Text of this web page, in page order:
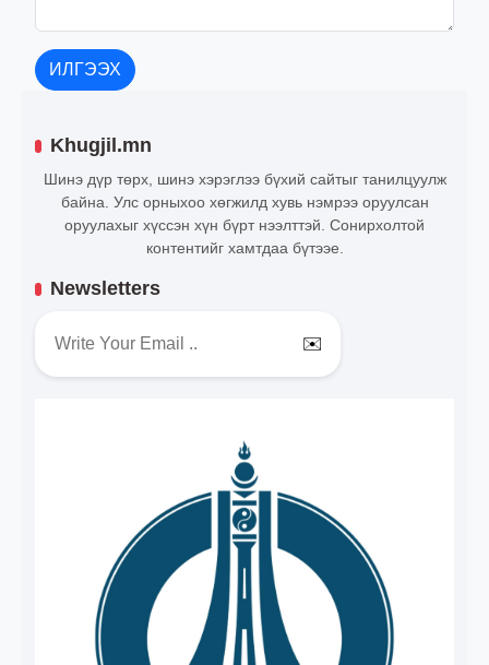
ИЛГЭЭХ
Khugjil.mn
Шинэ дүр төрх, шинэ хэрэглээ бүхий сайтыг танилцуулж
байна. Улс орныхоо хөгжилд хувь нэмрээ оруулсан
оруулахыг хүссэн хүн бүрт нээлттэй. Сонирхолтой
контентийг хамтдаа бүтээе.
Newsletters
✉️